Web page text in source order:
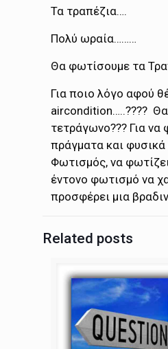
Τα τραπέζια….
Πολύ ωραία………
Θα φωτίσουμε τα
Για ποιο λόγο αφού
aircondition…..????
τετράγωνο??? Για να
πράγματα και
Φωτισμός, να
έντονο φωτισμό να
προσφέρει μια
Related posts